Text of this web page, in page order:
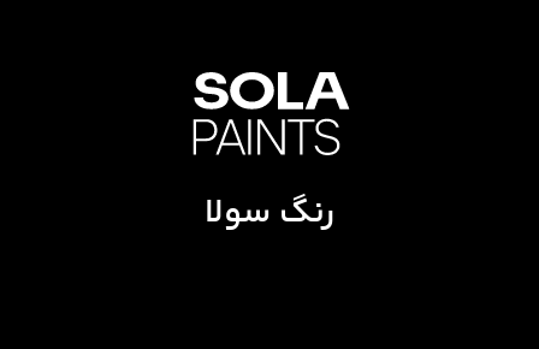
رنگ سولا